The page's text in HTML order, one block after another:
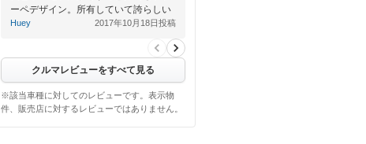
ーペデザイン。所有していて誇らしい
です。どの方向から見ても全然エグく
Huey 2017年10月18日投稿
クルマレビューをすべて見る
※該当車種に対してのレビューです。表示物
件、販売店に対するレビューではありません。